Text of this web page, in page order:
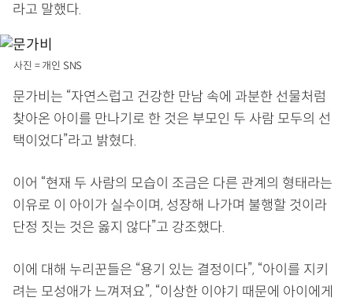
라고 말했다.
사진 = 개인 SNS
문가비는 “자연스럽고 건강한 만남 속에 과분한 선물처럼
찾아온 아이를 만나기로 한 것은 부모인 두 사람 모두의 선
택이었다”라고 밝혔다.
이어 “현재 두 사람의 모습이 조금은 다른 관계의 형태라는
이유로 이 아이가 실수이며, 성장해 나가며 불행할 것이라
단정 짓는 것은 옳지 않다”고 강조했다.
이에 대해 누리꾼들은 “용기 있는 결정이다”, “아이를 지키
려는 모성애가 느껴져요”, “이상한 이야기 때문에 아이에게